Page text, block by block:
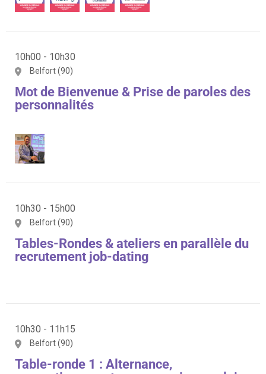
10h00 - 10h30
Belfort (90)
Mot de Bienvenue & Prise de paroles des
personnalités
10h30 - 15h00
Belfort (90)
Tables-Rondes & ateliers en parallèle du
recrutement job-dating
10h30 - 11h15
Belfort (90)
Table-ronde 1 : Alternance,